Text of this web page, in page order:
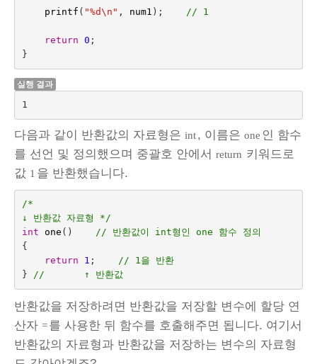
printf ( "%d\n " , num1 ); // 1
return 0 ;
}
실행 결과
1
다음과 같이 반환값의 자료형은 int, 이름은 one 인 함수
를 선언 및 정의했으며 중괄호 안에서 return 키워드로
값 1 을 반환했습니다.
/*
↓ 반환값 자료형 */
int
one ()
// 반환값이 int형인 one 함수 정의
{
return
1 ;
// 1을 반환
}
//       ↑ 반환값
반환값을 저장하려면 반환값을 저장할 변수에 할당 연
산자 =를 사용한 뒤 함수를 호출해주면 됩니다. 여기서
반환값의 자료형과 반환값을 저장하는 변수의 자료형